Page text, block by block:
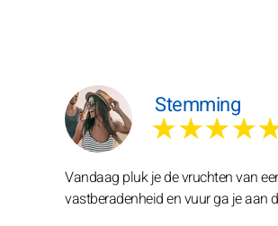
Stemming
Vandaag pluk je de vruchten van
vastberadenheid en vuur ga je aan